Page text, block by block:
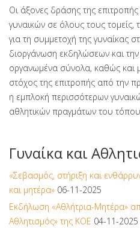
Οι άξονες δράσης της
γυναικών σε όλους τους
για τη συμμετοχή της γυναίκας
διοργάνωση εκδηλώσεων και
οργανωμένα σύνολα, καθώς και
στόχος της επιτροπής από την
η εμπλοκή περισσότερων
αθλητικών πραγμάτων του
Γυναίκα και
«Σεβασμός, στήριξη και
και μητέρα» 06-11-2025
Εκδήλωση «Αθλήτρια-Μητέρα»
Αθλητισμός» της ΚΟΕ 04-11-2025